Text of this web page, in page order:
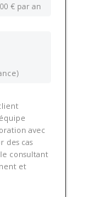
€ par an
avec
des cas
consultant
et